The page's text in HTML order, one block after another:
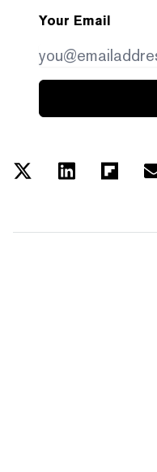
Your Email